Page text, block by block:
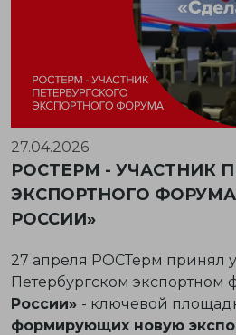
27.04.2026
РОСТЕРМ - УЧАСТНИК
ЭКСПОРТНОГО
РОССИИ»
27 апреля РОСТерм принял
Петербургском экспортном
России» - ключевой
формирующих новую